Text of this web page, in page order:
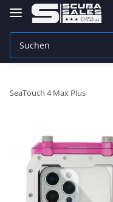
SeaTouch 4 Max Plus